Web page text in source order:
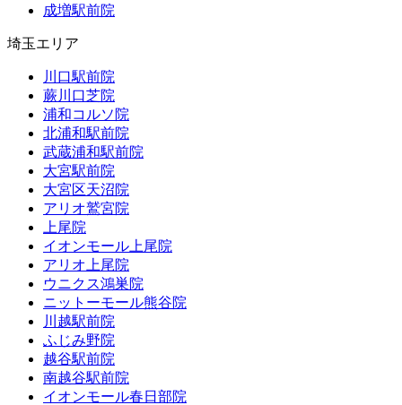
成増駅前院
埼玉エリア
川口駅前院
蕨川口芝院
浦和コルソ院
北浦和駅前院
武蔵浦和駅前院
大宮駅前院
大宮区天沼院
アリオ鷲宮院
上尾院
イオンモール上尾院
アリオ上尾院
ウニクス鴻巣院
ニットーモール熊谷院
川越駅前院
ふじみ野院
越谷駅前院
南越谷駅前院
イオンモール春日部院